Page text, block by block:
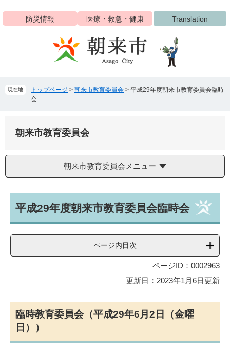
ジ
ュ
防災情報 医療・救急・健康 Translation
現在地 トップページ > 朝来市教育委員会 > 平成29年度朝来市教育委員会臨時
会
朝来市教育委員会
朝来市教育委員会メニュー
文平成29年度朝来市教育委員会臨時会
ページ内目次
ページID：0002963
更新日：2023年1月6日更新
臨時教育委員会（平成29年6月2日（金曜
日））